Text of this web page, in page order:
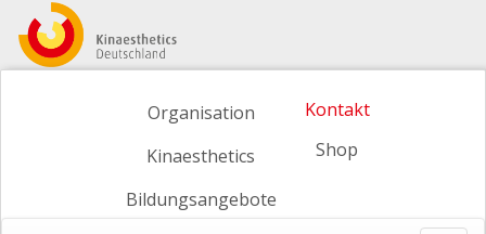
Organisation
Kinaesthetics
Bildungsangebote
Kontakt
Shop